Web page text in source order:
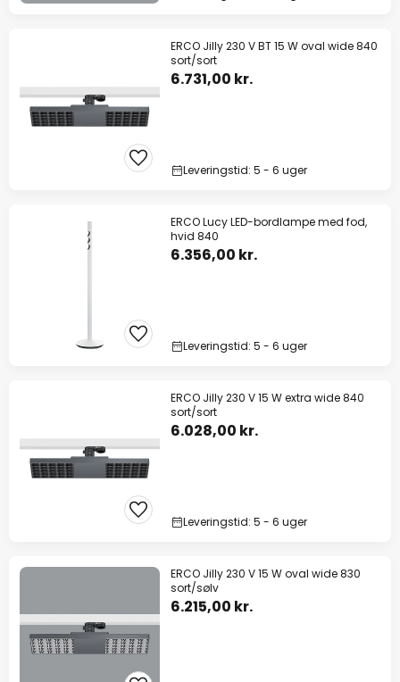
ERCO Jilly 230 V BT 15 W oval wide 840
sort/sort
6.731,00 kr.
Leveringstid: 5 - 6 uger
ERCO Lucy LED-bordlampe med fod,
hvid 840
6.356,00 kr.
Leveringstid: 5 - 6 uger
ERCO Jilly 230 V 15 W extra wide 840
sort/sort
6.028,00 kr.
Leveringstid: 5 - 6 uger
ERCO Jilly 230 V 15 W oval wide 830
sort/sølv
6.215,00 kr.